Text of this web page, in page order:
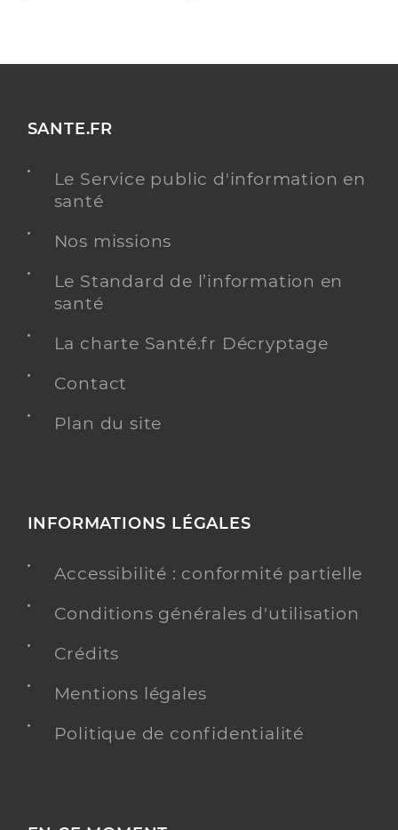
SANTE.FR
Le Service public d'information en
santé
Nos missions
Le Standard de l’information en
santé
La charte Santé.fr Décryptage
Contact
Plan du site
INFORMATIONS LÉGALES
Accessibilité : conformité partielle
Conditions générales d'utilisation
Crédits
Mentions légales
Politique de confidentialité